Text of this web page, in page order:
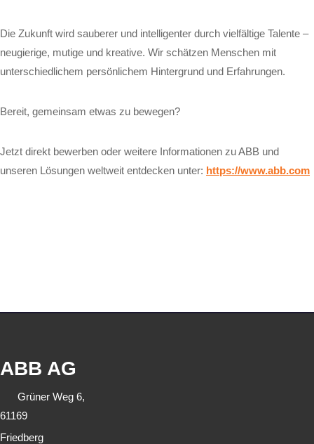
Die Zukunft wird sauberer und intelligenter durch vielfältige Talente –
neugierige, mutige und kreative. Wir schätzen Menschen mit
unterschiedlichem persönlichem Hintergrund und Erfahrungen.
Bereit, gemeinsam etwas zu bewegen?
Jetzt direkt bewerben oder weitere Informationen zu ABB und
unseren Lösungen weltweit entdecken unter: https://www.abb.com
ABB AG
Grüner Weg 6,
61169
Friedberg